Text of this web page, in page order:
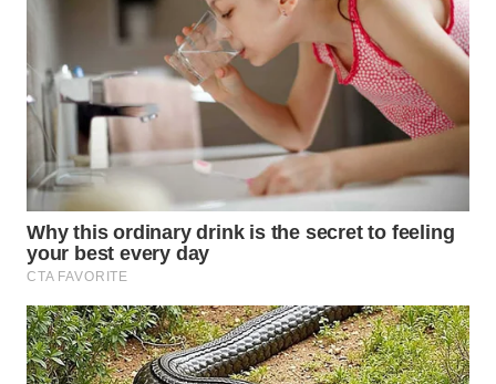
WN
MALUKU
WN
MALUT
WN
DAIRI
WN
DANAU
TOBA